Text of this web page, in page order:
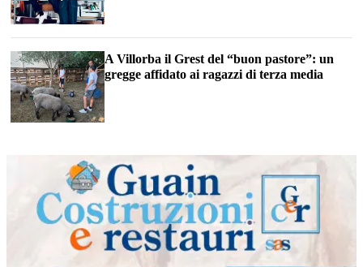
A Villorba il Grest del “buon pastore”: un
gregge affidato ai ragazzi di terza media